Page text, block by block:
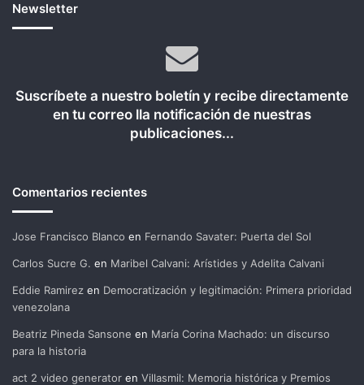
Newsletter
Suscríbete a nuestro boletín y recibe directamente
en tu correo lla notificación de nuestras
publicaciones...
Comentarios recientes
Jose Francisco Blanco en Fernando Savater: Puerta del Sol
Carlos Sucre G. en Maribel Calvani: Arístides y Adelita Calvani
Eddie Ramirez en Democratización y legitimación: Primera prioridad
venezolana
Beatriz Pineda Sansone en María Corina Machado: un discurso
para la historia
act 2 video generator en Villasmil: Memoria histórica y Premios